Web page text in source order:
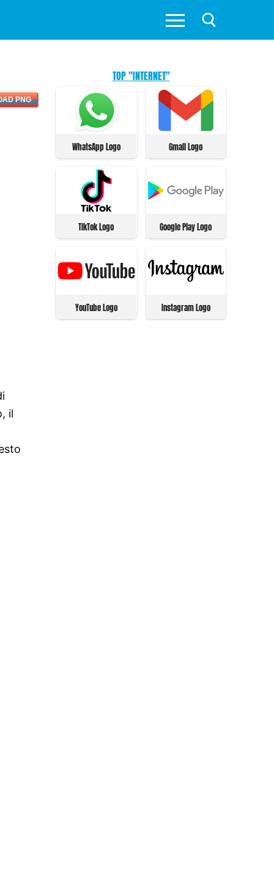
PNG
il
TOP "INTERNET"
WhatsApp Logo Gmail Logo
TikTok Logo Google Play Logo
YouTube Logo Instagram Logo